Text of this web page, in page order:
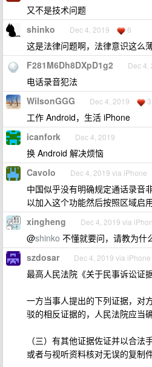
又不是技术问题
shinko Dec 4, 2019 6
这是法律问题啊，法律意识这么
F281M6Dh8DXpD1g2 Dec 4,
电话录音犯法
WilsonGGG Dec 4, 2019 3
工作 Android，生活 iPhone
icanfork Dec 4, 2019
换 Android 解决烦恼
Cavolo Dec 4, 2019 via iPhone
中国似乎没有明确规定通话录音
以加入这个功能然后按照区域启
xingheng Dec 4, 2019 via
@shinko 不懂就要问，请教为什
szdosar Dec 4, 2019 via iPhone
最高人民法院《关于民事诉讼证
一方当事人提出的下列证据，对
驳的相反证据的，人民法院应当
（三）有其他证据佐证并以合
或者与视听资料核对无误的复制件